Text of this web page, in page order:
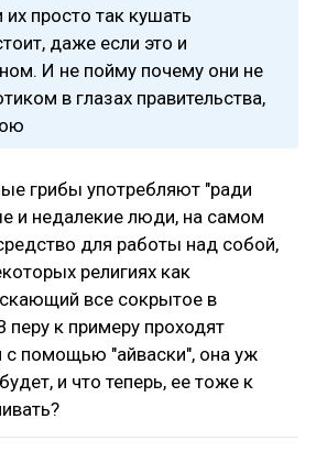
просто так кушать
даже если это и
И не пойму почему они не
в глазах правительства,
грибы употребляют "ради
и недалекие люди, на самом
для работы над собой,
религиях как
все сокрытое в
перу к примеру проходят
с помощью "айваски", она уж
и что теперь, ее тоже к